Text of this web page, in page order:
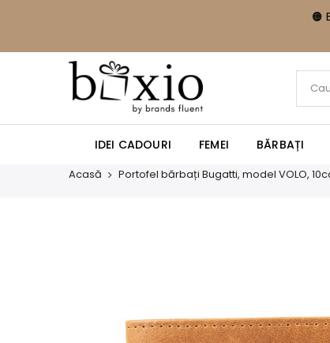
🟠
IDEI CADOURI FEMEI BĂRBAȚI
Acasă Portofel bărbați Bugatti, model VOLO,